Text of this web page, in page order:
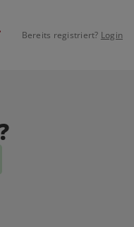
Bereits registriert? Login